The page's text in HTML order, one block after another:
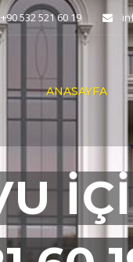
+90 532 521 60 19
ANASAYFA